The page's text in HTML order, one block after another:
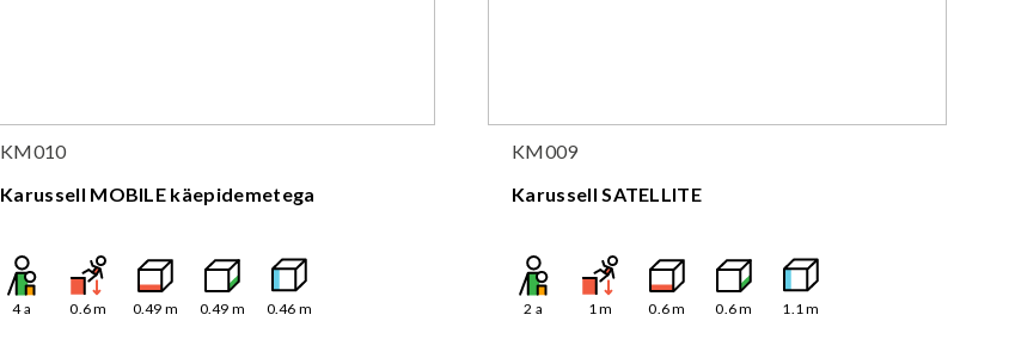
KM010
Karussell MOBILE käepidemetega
4a 0.6m 0.49 m 0.49 m 0.46 m
KM009
Karussell SATELLITE
2 a 1m 0.6m 0.6m 1.1m